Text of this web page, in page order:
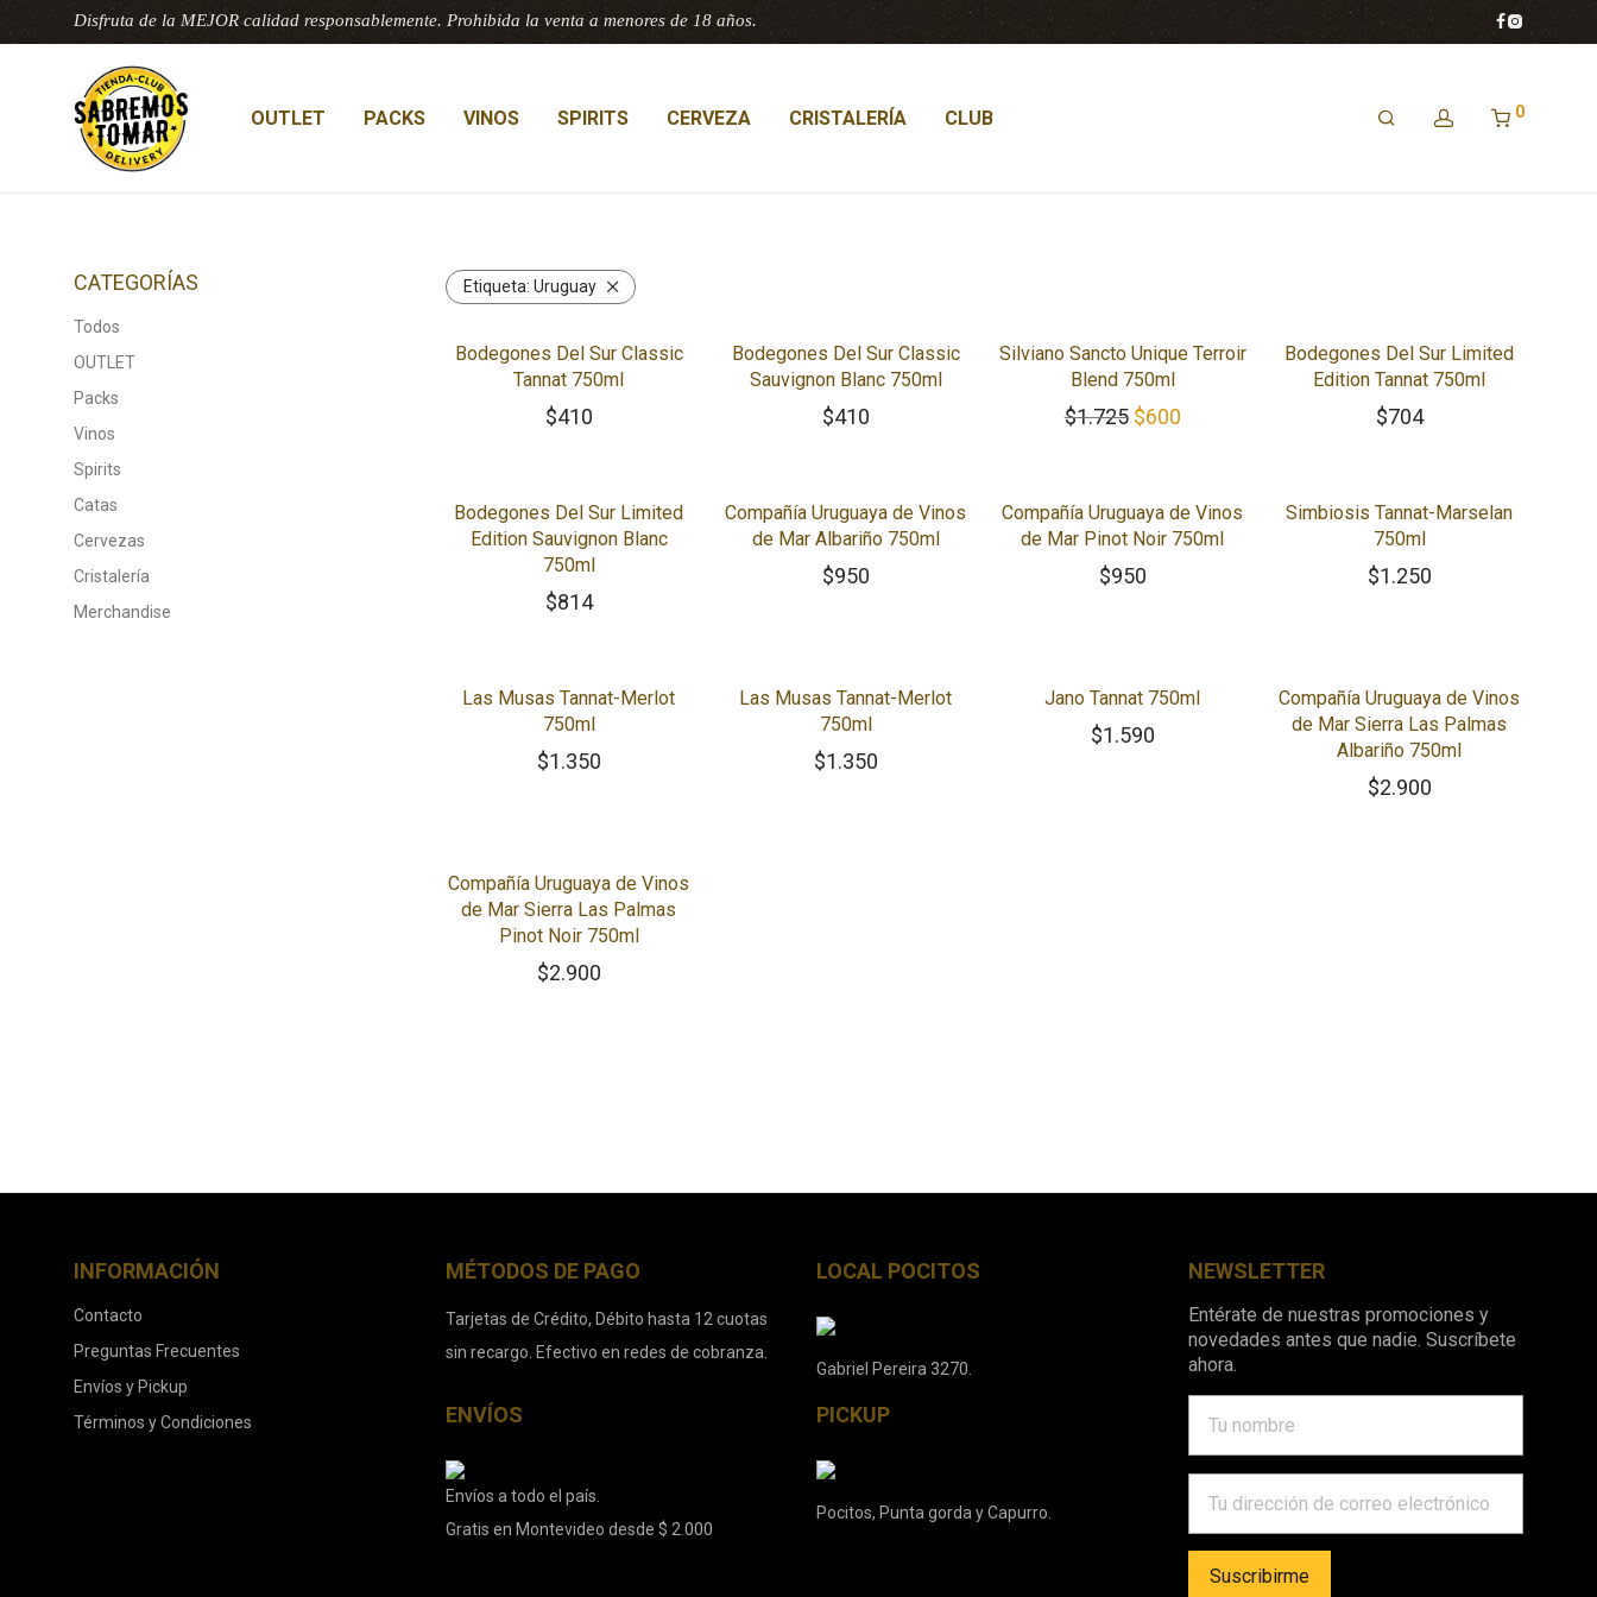
Disfruta de la MEJOR calidad responsablemente. Prohibida la venta a menores de 18 años.
OUTLET PACKS VINOS SPIRITS CERVEZA CRISTALERÍA CLUB 0
CATEGORÍAS
Todos
OUTLET
Packs
Vinos
Spirits
Catas
Cervezas
Cristalería
Merchandise
Etiqueta: Uruguay
Bodegones Del Sur Classic
Tannat 750ml
$410
Bodegones Del Sur Classic
Sauvignon Blanc 750ml
$410
-65%
Silviano Sancto Unique Terroir
Blend 750ml
$1.725 El precio original era: $1.725.
$600El precio actual es: $600.
Bodegones Del Sur Limited
Edition Tannat 750ml
$704
Bodegones Del Sur Limited
Edition Sauvignon Blanc
750ml
$814
Compañía Uruguaya de Vinos
de Mar Albariño 750ml
$950
Compañía Uruguaya de Vinos
de Mar Pinot Noir 750ml
$950
Simbiosis Tannat-Marselan
750ml
$1.250
Las Musas Tannat-Merlot
750ml
$1.350
Las Musas Tannat-Merlot
750ml
$1.350
Jano Tannat 750ml
$1.590
Compañía Uruguaya de Vinos
de Mar Sierra Las Palmas
Albariño 750ml
$2.900
Compañía Uruguaya de Vinos
de Mar Sierra Las Palmas
Pinot Noir 750ml
$2.900
INFORMACIÓN
Contacto
Preguntas Frecuentes
Envíos y Pickup
Términos y Condiciones
MÉTODOS DE PAGO
Tarjetas de Crédito, Débito hasta 12 cuotas
sin recargo. Efectivo en redes de cobranza.
ENVÍOS
Envíos a todo el país.
Gratis en Montevideo desde $ 2.000
LOCAL POCITOS
Gabriel Pereira 3270.
PICKUP
Pocitos, Punta gorda y Capurro.
NEWSLETTER
Entérate de nuestras promociones y
novedades antes que nadie. Suscríbete
ahora.